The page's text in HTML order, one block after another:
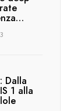
Dalla
1 alla